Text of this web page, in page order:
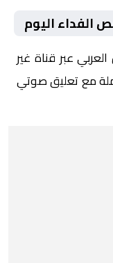
الفداء اليوم
عبر قناة غير
مع تعليق صوتي